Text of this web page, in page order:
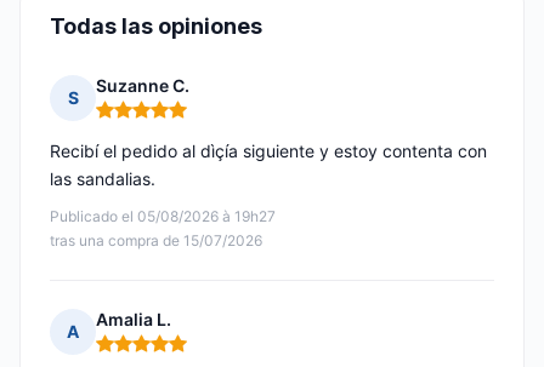
Todas las opiniones
S
Suzanne C.
Nota: 5 de 5
Publicado el 05/08/2026 à 19h27
tras una compra de 15/07/2026
Recibí el pedido al dìçía siguiente y estoy contenta con
las sandalias.
A
Amalia L.
Nota: 5 de 5